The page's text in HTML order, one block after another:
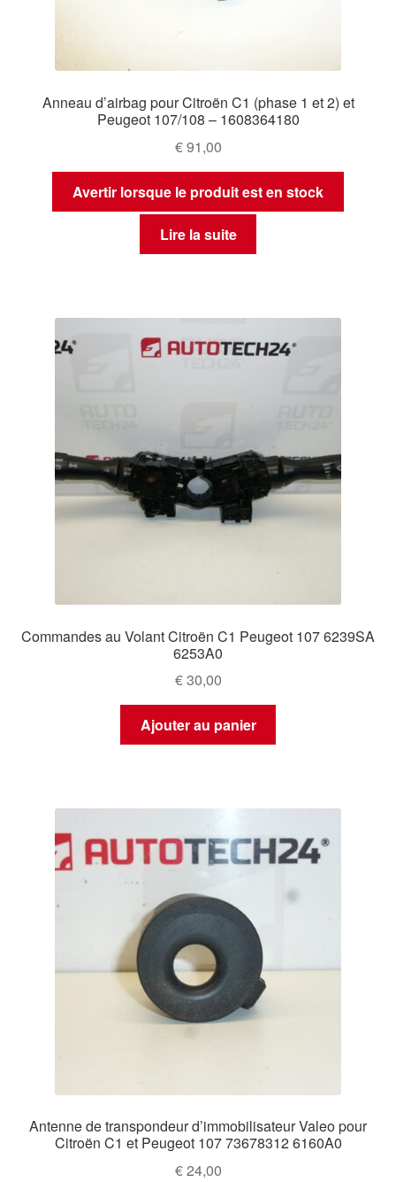
Anneau d’airbag pour Citroën C1 (phase 1 et 2) et
Peugeot 107/108 – 1608364180
€91,00
Avertir lorsque le produit est en stock
Lire la suite
Commandes au Volant Citroën C1 Peugeot 107 6239SA
6253A0
€30,00
Ajouter au panier
Antenne de transpondeur d’immobilisateur Valeo pour
Citroën C1 et Peugeot 107 73678312 6160A0
€24,00